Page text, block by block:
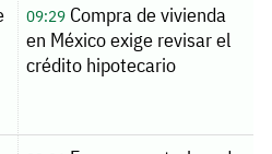
09:29Compra de vivienda
en México exige revisar el
crédito hipotecario